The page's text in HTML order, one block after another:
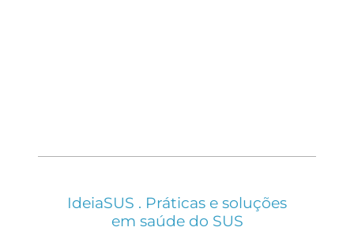
IdeiaSUS . Práticas e soluções
em saúde do SUS